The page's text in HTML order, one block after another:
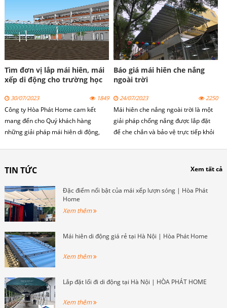
khách hàng.
Tìm đơn vị lắp mái hiên, mái
xếp di động cho trường học
30/07/2023 1849
Công ty Hòa Phát Home cam kết
mang đến cho Quý khách hàng
những giải pháp mái hiên di động,
đủ các yêu cầu về thiết kế và lựa
chúng tôi sẽ tư vấn và hỗ trợ Quý
khách hàng trong quá trình chọn
mẫu và thiết kế mái che trường học
phù hợp.
Báo giá mái hiên che nắng
ngoài trời
24/07/2023 2250
Mái hiên che nắng ngoài trời là một
giải pháp chống nắng được lắp đặt
để che chắn và bảo vệ trực tiếp khỏi
trời có thể có nhiều kiểu dáng và vật
cầu và phong cách của không gian.
TIN TỨC Xem tất cả
Đặc điểm nổi bật của mái xếp lượn sóng | Hòa Phát
Home
Xem thêm
Mái hiên di động giá rẻ tại Hà Nội | Hòa Phát Home
Xem thêm
Lắp đặt lối đi di động tại Hà Nội | HÒA PHÁT HOME
Xem thêm